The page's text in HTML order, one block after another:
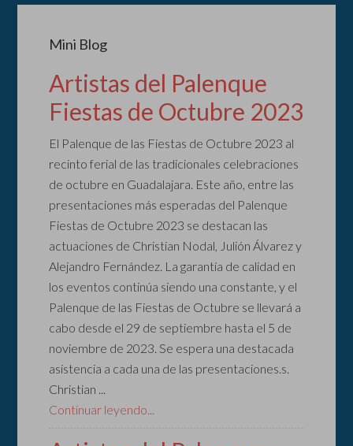
Mini Blog
Artistas del Palenque
Fiestas de Octubre 2023
El Palenque de las Fiestas de Octubre 2023 al
recinto ferial de las tradicionales celebraciones
de octubre en Guadalajara. Este año, entre las
presentaciones más esperadas del Palenque
Fiestas de Octubre 2023 se destacan las
actuaciones de Christian Nodal, Julión Álvarez y
Alejandro Fernández. La garantía de calidad en
los eventos continúa siendo una constante, y el
Palenque de las Fiestas de Octubre se llevará a
cabo desde el 29 de septiembre hasta el 5 de
noviembre de 2023. Se espera una destacada
asistencia a cada una de las presentaciones.s.
Christian ...
Continuar leyendo...